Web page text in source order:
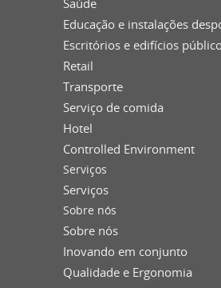
Saúde
Educação e instalações
Escritórios e edifícios
Retail
Transporte
Serviço de comida
Hotel
Controlled Environment
Serviços
Serviços
Sobre nós
Sobre nós
Inovando em conjunto
Qualidade e Ergonomia